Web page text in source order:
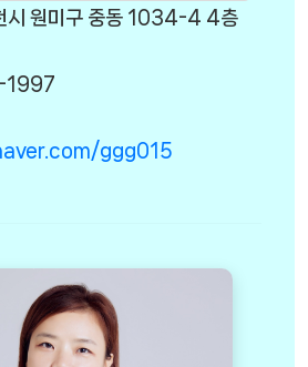
시 원미구 중동 1034-4 4층
1997
ggg015